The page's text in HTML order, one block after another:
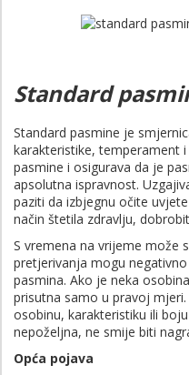
Standard
Standard pasmine je
karakteristike, temperament
pasmine i osigurava da je
apsolutna ispravnost.
paziti da izbjegnu očite
način štetila zdravlju,
S vremena na vrijeme može
pretjerivanja mogu
pasmina. Ako je neka
prisutna samo u pravoj
osobinu, karakteristiku ili
nepoželjna, ne smije biti
Opća pojava